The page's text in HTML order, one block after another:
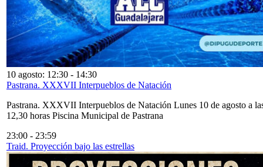
10 agosto: 12:30 - 14:30
Pastrana. XXXVII Interpueblos de Natación
Pastrana. XXXVII Interpueblos de Natación Lunes 10 de agosto a
12,30 horas Piscina Municipal de Pastrana
23:00 - 23:59
Traid. Proyección bajo las estrellas